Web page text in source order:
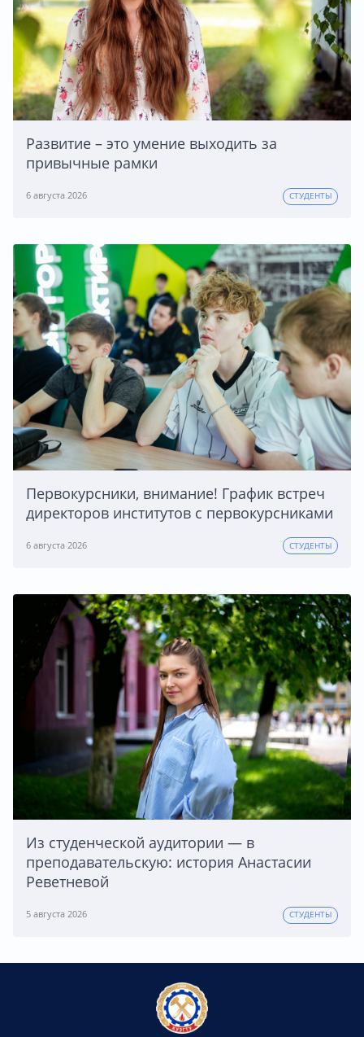
Развитие – это умение выходить за
привычные рамки
6 августа 2026 СТУДЕНТЫ
Первокурсники, внимание! График встреч
директоров институтов с первокурсниками
6 августа 2026 СТУДЕНТЫ
Из студенческой аудитории — в
преподавательскую: история Анастасии
Реветневой
5 августа 2026 СТУДЕНТЫ